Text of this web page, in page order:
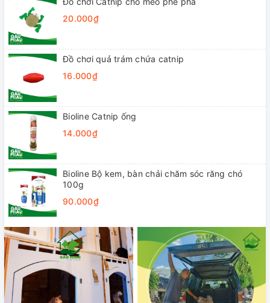
20.000₫
Đồ chơi quả trám chứa catnip
16.000₫
Bioline Catnip ống
14.000₫
Bioline Bộ kem, bàn chải chăm sóc răng chó
100g
90.000₫